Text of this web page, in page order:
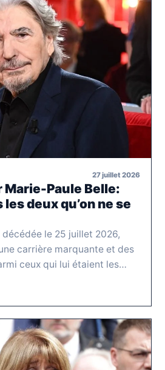
27 juillet 2026
Marie-Paule Belle:
deux qu’on ne se
le 25 juillet 2026,
carrière marquante et des
ceux qui lui étaient les…